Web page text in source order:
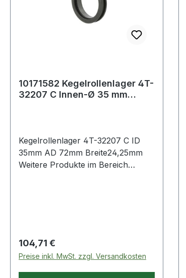
10171582 Kegelrollenlager 4T-
32207 C Innen-Ø 35 mm
Kegelrollenlager 4T-32207 C ID
35mm AD 72mm Breite24,25mm
Weitere Produkte im Bereich
Regulärer Preis:
104,71 €
Preise inkl. MwSt. zzgl. Versandkosten